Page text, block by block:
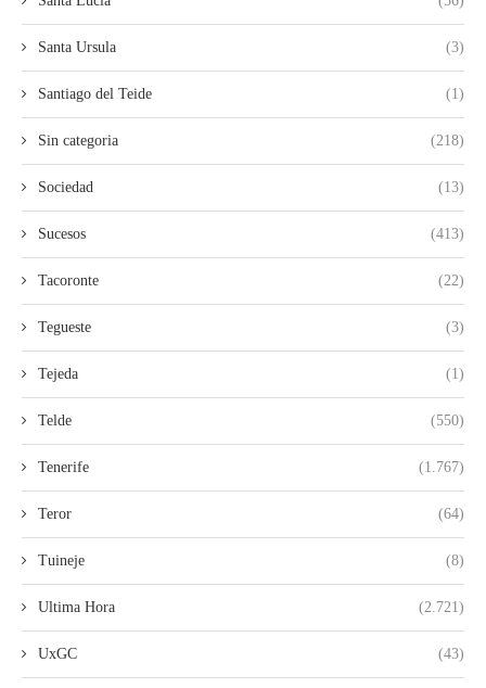
Santa Ursula (3)
Santiago del Teide (1)
Sin categoria (218)
Sociedad (13)
Sucesos (413)
Tacoronte (22)
Tegueste (3)
Tejeda (1)
Telde (550)
Tenerife (1.767)
Teror (64)
Tuineje (8)
Ultima Hora (2.721)
UxGC (43)